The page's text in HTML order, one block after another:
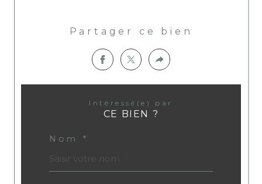
Partager ce bien
Intéressé(e) par
CE BIEN ?
Nom *